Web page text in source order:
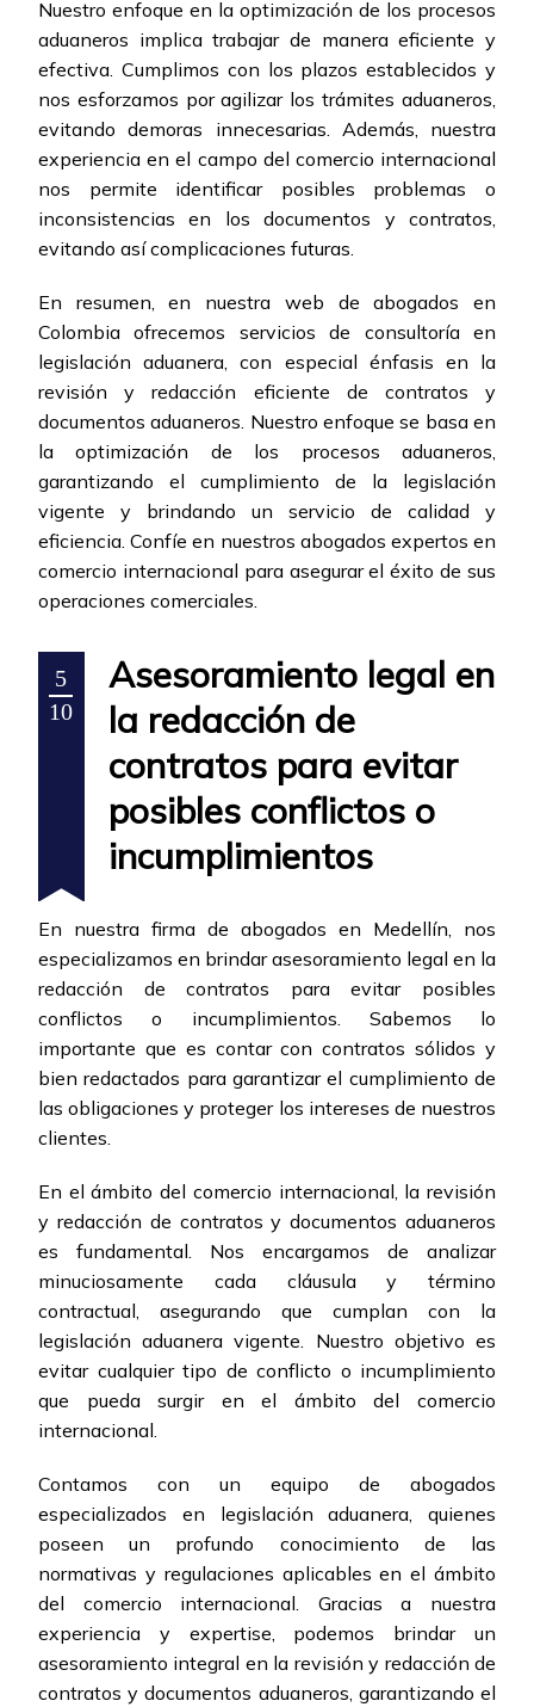
Nuestro enfoque en la optimización de los procesos
aduaneros implica trabajar de manera eficiente y
efectiva. Cumplimos con los plazos establecidos y
nos esforzamos por agilizar los trámites aduaneros,
evitando demoras innecesarias. Además, nuestra
experiencia en el campo del comercio internacional
nos permite identificar posibles problemas o
inconsistencias en los documentos y contratos,
evitando así complicaciones futuras.
En resumen, en nuestra web de abogados en
Colombia ofrecemos servicios de consultoría en
legislación aduanera, con especial énfasis en la
revisión y redacción eficiente de contratos y
documentos aduaneros. Nuestro enfoque se basa en
la optimización de los procesos aduaneros,
garantizando el cumplimiento de la legislación
vigente y brindando un servicio de calidad y
eficiencia. Confíe en nuestros abogados expertos en
comercio internacional para asegurar el éxito de sus
operaciones comerciales.
5
10
Asesoramiento legal en
la redacción de
contratos para evitar
posibles conflictos o
incumplimientos
En nuestra firma de abogados en Medellín, nos
especializamos en brindar asesoramiento legal en la
redacción de contratos para evitar posibles
conflictos o incumplimientos. Sabemos lo
importante que es contar con contratos sólidos y
bien redactados para garantizar el cumplimiento de
las obligaciones y proteger los intereses de nuestros
clientes.
En el ámbito del comercio internacional, la revisión
y redacción de contratos y documentos aduaneros
es fundamental. Nos encargamos de analizar
minuciosamente cada cláusula y término
contractual, asegurando que cumplan con la
legislación aduanera vigente. Nuestro objetivo es
evitar cualquier tipo de conflicto o incumplimiento
que pueda surgir en el ámbito del comercio
internacional.
Contamos con un equipo de abogados
especializados en legislación aduanera, quienes
poseen un profundo conocimiento de las
normativas y regulaciones aplicables en el ámbito
del comercio internacional. Gracias a nuestra
experiencia y expertise, podemos brindar un
asesoramiento integral en la revisión y redacción de
contratos y documentos aduaneros, garantizando el